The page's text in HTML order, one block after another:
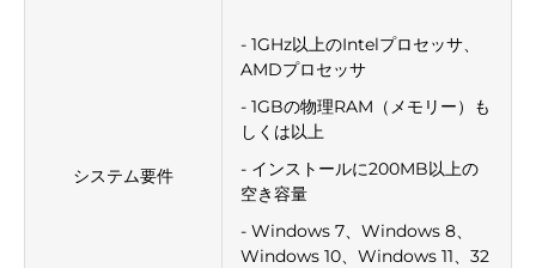
システム要件
- 1GHz以上のIntelプロセッサ、
AMDプロセッサ
- 1GBの物理RAM（メモリー）も
しくは以上
- インストールに200MB以上の
空き容量
- Windows 7、Windows 8、
Windows 10、Windows 11、32